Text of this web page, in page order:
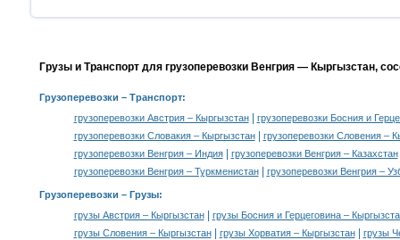
Грузы и Транспорт для грузоперевозки Венгрия — Кыргызстан,
Грузоперевозки – Транспорт:
грузоперевозки Австрия – Кыргызстан|
грузоперевозки Босния и
грузоперевозки Словакия – Кыргызстан|
грузоперевозки Словения –
грузоперевозки Венгрия – Индия| грузоперевозки Венгрия – Казахстан
грузоперевозки Венгрия – Туркменистан| грузоперевозки Венгрия –
Грузоперевозки – Грузы:
грузы Австрия – Кыргызстан|
грузы Босния и Герцеговина –
грузы Словения – Кыргызстан| грузы Хорватия – Кыргызстан|
грузы